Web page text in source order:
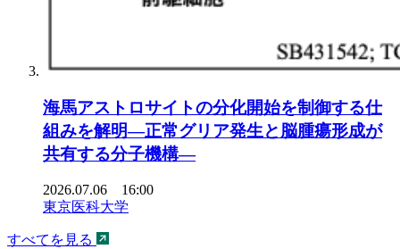
海馬アストロサイトの分化開始を制御する仕
組みを解明―正常グリア発生と脳腫瘍形成が
共有する分子機構―
2026.07.06 16:00
東京医科大学
すべてを見る